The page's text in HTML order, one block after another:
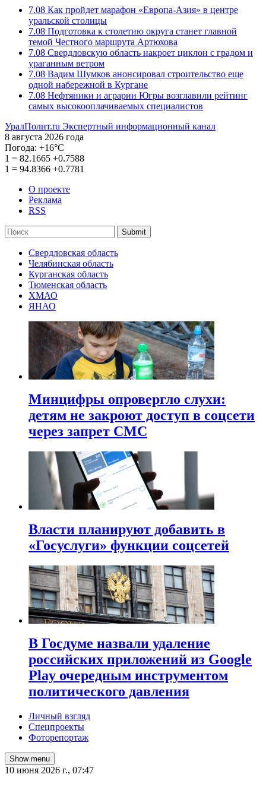
7.08 Как пройдет марафон «Европа-Азия» в центре
уральской столицы
7.08 Подготовка к столетию округа станет главной
темой Честного маршрута Артюхова
7.08 Свердловскую область накроет циклон с градом и
ураганным ветром
7.08 Вадим Шумков анонсировал строительство еще
одной набережной в Кургане
7.08 Нефтяники и аграрии Югры возглавили рейтинг
самых высокооплачиваемых специалистов
УралПолит.ru Экспертный информационный канал
8 августа 2026 года
Погода: +16°С
1 = 82.1665 +0.7588
1 = 94.8366 +0.7781
О проекте
Реклама
RSS
Submit
Свердловская область
Челябинская область
Курганская область
Тюменская область
ХМАО
ЯНАО
Минцифры опровергло слухи:
детям не закроют доступ в соцсети
через запрет СМС
Власти планируют добавить в
«Госуслуги» функции соцсетей
В Госдуме назвали удаление
российских приложений из Google
Play очередным инструментом
политического давления
Личный взгляд
Спецпроекты
Фоторепортаж
Show menu
10 июня 2026 г., 07:47